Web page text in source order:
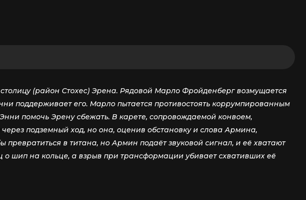
(район Стохес) Эрена. Рядовой Марло Фройденберг возмущается
поддерживает его. Марло пытается противостоять коррумпированным
помочь Эрену сбежать. В карете, сопровождаемой конвоем,
подземный ход, но она, оценив обстановку и слова Армина,
превратиться в титана, но Армин подаёт звуковой сигнал, и её хватают
шип на кольце, а взрыв при трансформации убивает схвативших её